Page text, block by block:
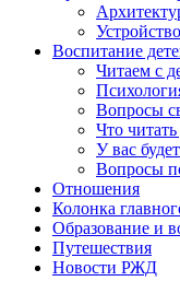
Воспитание
Читаем с
Вопросы
Что
У вас
Вопросы
Отношения
Колонка
Образование и
Путешествия
Новости РЖД